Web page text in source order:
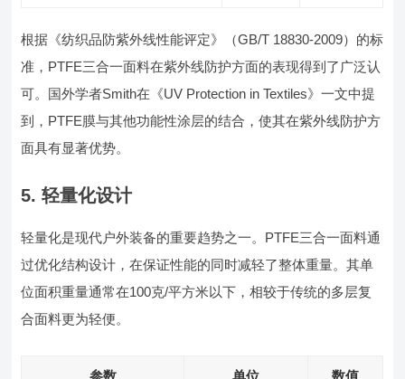
根据《纺织品防紫外线性能评定》（GB/T 18830-2009）的标
准，PTFE三合一面料在紫外线防护方面的表现得到了广泛认
可。国外学者Smith在《UV Protection in Textiles》一文中提
到，PTFE膜与其他功能性涂层的结合，使其在紫外线防护方
面具有显著优势。
5. 轻量化设计
轻量化是现代户外装备的重要趋势之一。PTFE三合一面料通
过优化结构设计，在保证性能的同时减轻了整体重量。其单
位面积重量通常在100克/平方米以下，相较于传统的多层复
合面料更为轻便。
参数 单位 数值